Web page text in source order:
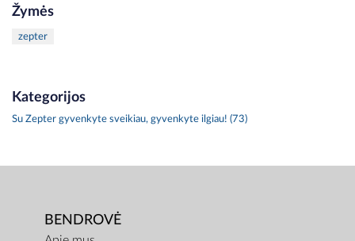
Žymės
zepter
Kategorijos
Su Zepter gyvenkyte sveikiau, gyvenkyte ilgiau! (73)
BENDROVĖ